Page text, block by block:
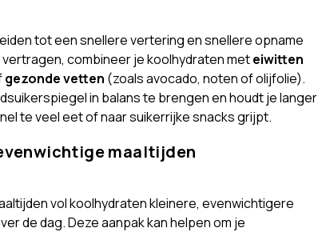
tot een snellere vertering en snellere opname
combineer je koolhydraten meteiwitten
gezonde vetten (zoals avocado, noten of olijfolie).
in balans te brengen en houdt je langer
te veel eet of naar suikerrijke snacks grijpt.
maaltijden
vol koolhydraten kleinere, evenwichtigere
de dag. Deze aanpak kan helpen om je